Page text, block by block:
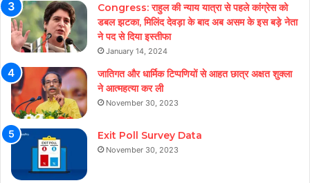
Congress: राहुल की न्याय यात्रा से पहले कांग्रेस को
डबल झटका, मिलिंद देवड़ा के बाद अब असम के इस बड़े नेता
ने पद से दिया इस्तीफा
January 14, 2024
जातिगत और धार्मिक टिप्पणियों से आहत छात्र अक्षत शुक्ला
ने आत्महत्या कर ली
November 30, 2023
Exit Poll Survey Data
November 30, 2023